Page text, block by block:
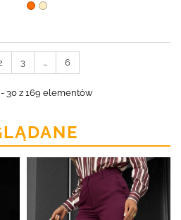
3 ... 6
- 30 z 169 elementów